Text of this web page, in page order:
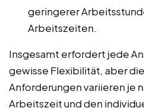
geringerer
Arbeitszeiten.
Insgesamt erfordert jede
gewisse Flexibilität, aber
Anforderungen variieren je
Arbeitszeit und den